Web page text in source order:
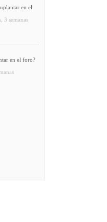
en el
3 semanas
en el foro?